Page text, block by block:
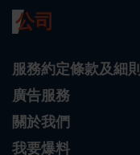
公司
服務約定條款及細則
廣告服務
關於我們
我要爆料